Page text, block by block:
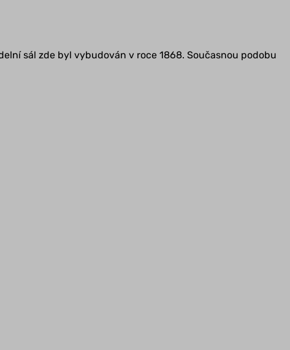
sál zde byl vybudován v roce 1868. Současnou podobu